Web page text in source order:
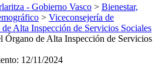
- Gobierno Vasco > Bienestar,
> Viceconsejería de
Alta Inspección de Servicios Sociales
Órgano de Alta Inspección de Servicios
: 12/11/2024